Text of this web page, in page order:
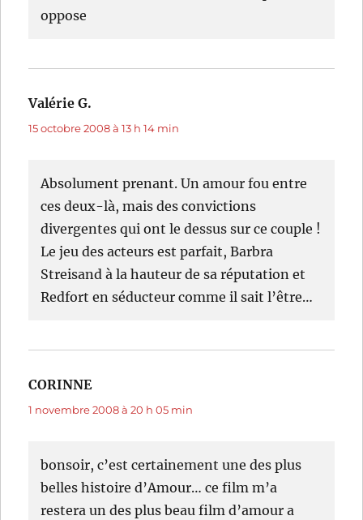
oppose
Valérie G.
15 octobre 2008 à 13 h 14 min
Absolument prenant. Un amour fou entre
ces deux-là, mais des convictions
divergentes qui ont le dessus sur ce couple !
Le jeu des acteurs est parfait, Barbra
Streisand à la hauteur de sa réputation et
Redfort en séducteur comme il sait l’être…
CORINNEdit :
1 novembre 2008 à 20 h 05 min
bonsoir, c’est certainement une des plus
belles histoire d’Amour… ce film m’a
restera un des plus beau film d’amour a